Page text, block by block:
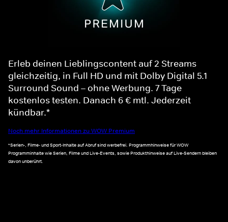
Erleb deinen Lieblingscontent auf 2 Streams
gleichzeitig, in Full HD und mit Dolby Digital 5.1
Surround Sound – ohne Werbung. 7 Tage
kostenlos testen. Danach 6 € mtl. Jederzeit
kündbar.*
Noch mehr Informationen zu WOW Premium
*Serien-, Filme- und Sport-Inhalte auf Abruf sind werbefrei. Programmhinweise für WOW
Programminhalte wie Serien, Filme und Live-Events, sowie Produkthinweise auf Live-Sendern bleiben
davon unberührt.